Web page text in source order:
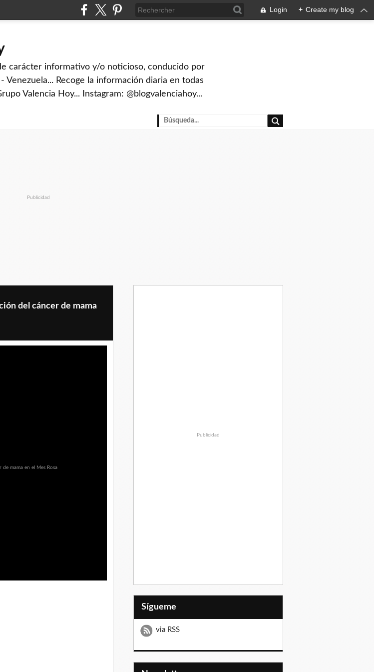
Login + Create my blog
carácter informativo y/o noticioso, conducido por
Recoge la información diaria en todas
Valencia Hoy... Instagram: @blogvalenciahoy...
Publicidad
del cáncer de mama
Publicidad
Sígueme
via RSS